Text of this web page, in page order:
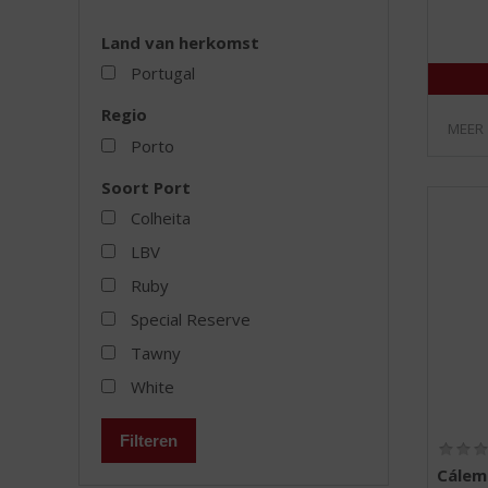
Land van herkomst
Portugal
Regio
Porto
Soort Port
Colheita
LBV
Ruby
Special Reserve
Tawny
White
Filteren